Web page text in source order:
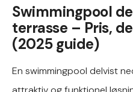
Swimmingpool
terrasse – Pris,
(2025 guide)
En swimmingpool delvist